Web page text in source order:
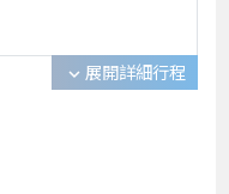
expand_more 展開詳細行程